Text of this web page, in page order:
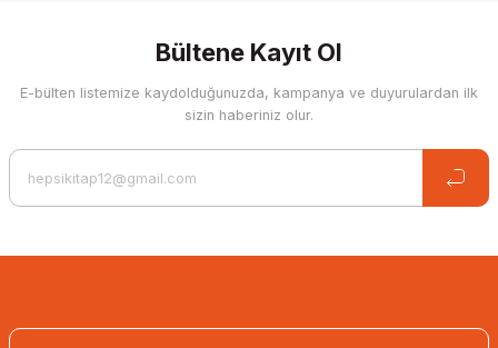
Bültene Kayıt Ol
E-bülten listemize kaydolduğunuzda, kampanya ve duyurulardan ilk
sizin haberiniz olur.